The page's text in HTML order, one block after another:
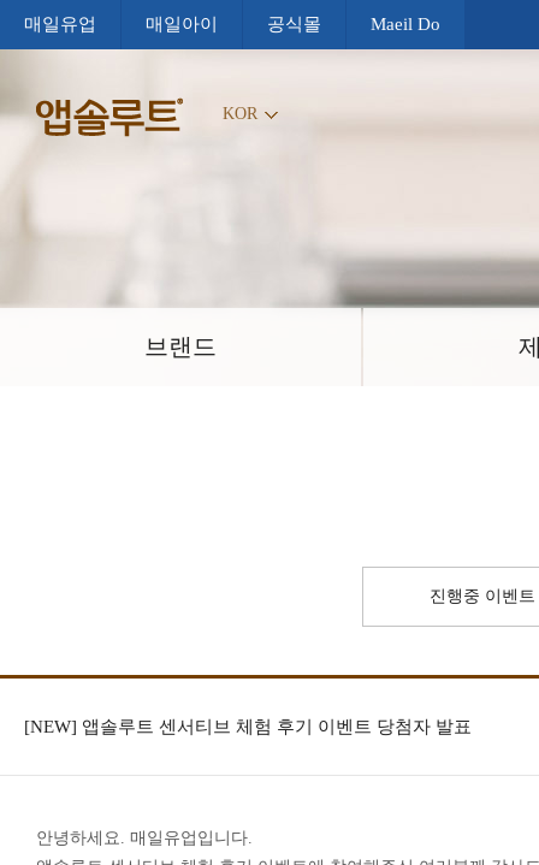
매일유업 매일아이 공식몰 Maeil Do
브랜드
KOR
진행중 이벤트
[NEW] 앱솔루트 센서티브 체험 후기 이벤트 당첨자 발표
안녕하세요. 매일유업입니다.